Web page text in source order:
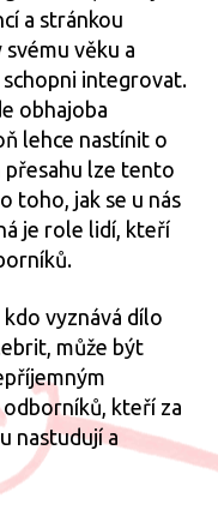
a stránkou
věku a
integrovat.
obhajoba
lehce nastínit o
přesahu lze tento
toho, jak se u nás
je role lidí, kteří
vyznává dílo
může být
kteří za
nastudují a